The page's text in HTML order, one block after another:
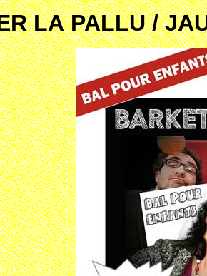
LA PALLU /